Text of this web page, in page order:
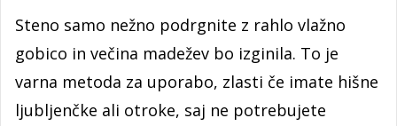
Steno samo nežno podrgnite z rahlo vlažno
gobico in večina madežev bo izginila. To je
varna metoda za uporabo, zlasti če imate hišne
ljubljenčke ali otroke, saj ne potrebujete